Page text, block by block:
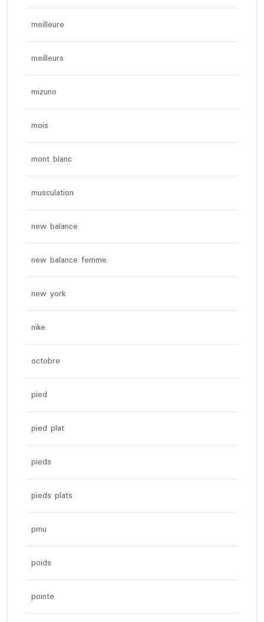
meilleure
meilleurs
mizuno
mois
mont blanc
musculation
new balance
new balance femme
new york
nike
octobre
pied
pied plat
pieds
pieds plats
pmu
poids
pointe